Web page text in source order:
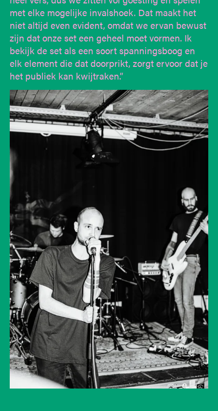
met elke mogelijke invalshoek. Dat maakt het
niet altijd even evident, omdat we ervan bewust
zijn dat onze set een geheel moet vormen. Ik
bekijk de set als een soort spanningsboog en
elk element die dat doorprikt, zorgt ervoor dat je
het publiek kan kwijtraken.”